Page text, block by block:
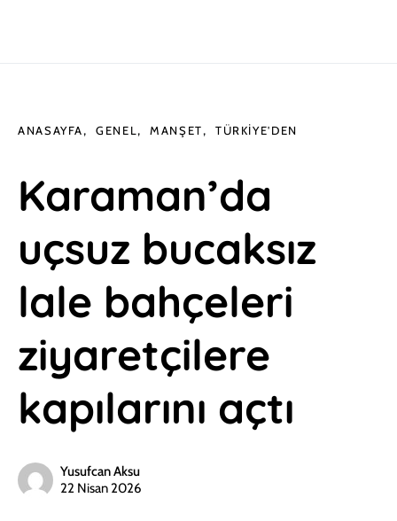
ANASAYFA GENEL MANŞET TÜRKIYE'DEN
Karaman’da
uçsuz bucaksız
lale bahçeleri
ziyaretçilere
kapılarını açtı
Yusufcan Aksu
22 Nisan 2026